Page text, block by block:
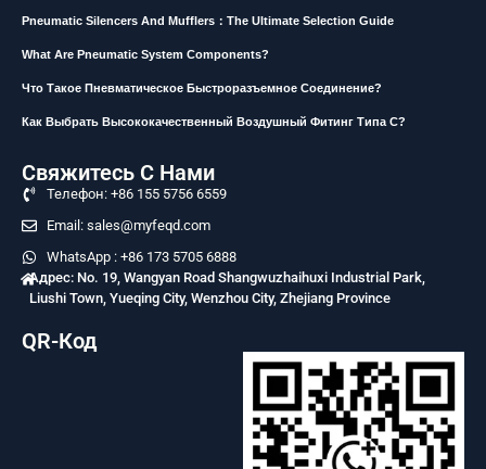
Pneumatic Silencers And Mufflers：The Ultimate Selection Guide
What Are Pneumatic System Components?
Что Такое Пневматическое Быстроразъемное Соединение?
Как Выбрать Высококачественный Воздушный Фитинг Типа C?
Свяжитесь С Нами
Телефон: +86 155 5756 6559
Email: sales@myfeqd.com
WhatsApp : +86 173 5705 6888
Адрес: No. 19, Wangyan Road Shangwuzhaihuxi Industrial Park,
Liushi Town, Yueqing City, Wenzhou City, Zhejiang Province
QR-Код